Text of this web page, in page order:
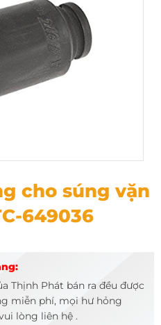
cho súng vặn
649036
Thịnh Phát bán ra đều được
miễn phí, mọi hư hỏng
lòng liên hệ .